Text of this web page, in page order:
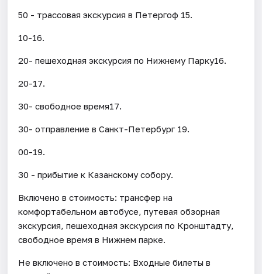
50 - трассовая экскурсия в Петергоф 15.
10-16.
20- пешеходная экскурсия по Нижнему Парку16.
20-17.
30- свободное время17.
30- отправление в Санкт-Петербург 19.
00-19.
30 - прибытие к Казанскому собору.
Включено в стоимость: трансфер на
комфортабельном автобусе, путевая обзорная
экскурсия, пешеходная экскурсия по Кронштадту,
свободное время в Нижнем парке.
Не включено в стоимость: Входные билеты в